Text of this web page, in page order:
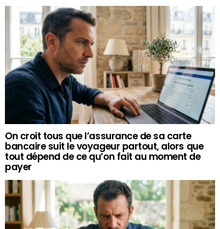
On croit tous que l’assurance de sa carte
bancaire suit le voyageur partout, alors que
tout dépend de ce qu’on fait au moment de
payer